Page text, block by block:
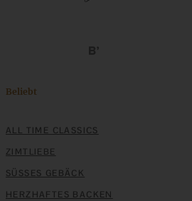
Beliebt
ALL TIME CLASSICS
ZIMTLIEBE
SÜSSES GEBÄCK
HERZHAFTES BACKEN